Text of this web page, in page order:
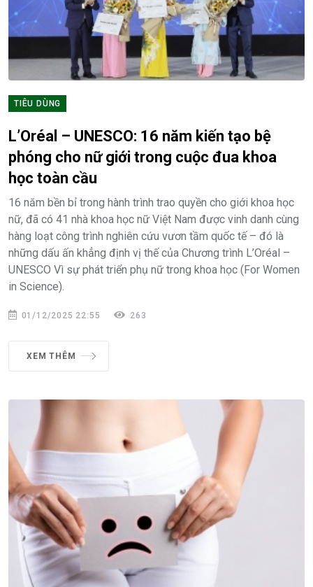
TIÊU DÙNG
L’Oréal – UNESCO: 16 năm kiến tạo bệ
phóng cho nữ giới trong cuộc đua khoa
học toàn cầu
16 năm bền bỉ trong hành trình trao quyền cho giới khoa học
nữ, đã có 41 nhà khoa học nữ Việt Nam được vinh danh cùng
hàng loạt công trình nghiên cứu vươn tầm quốc tế – đó là
những dấu ấn khẳng định vị thế của Chương trình L’Oréal –
UNESCO Vì sự phát triển phụ nữ trong khoa học (For Women
in Science).
01/12/2025 22:55 263
XEM THÊM